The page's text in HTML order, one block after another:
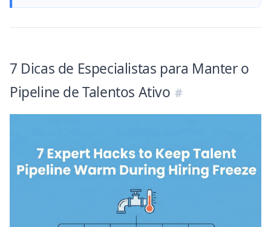
7 Dicas de Especialistas para Manter o
Pipeline de Talentos Ativo